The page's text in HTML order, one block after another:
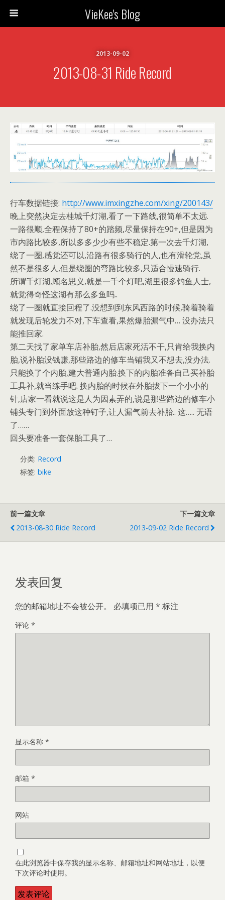
VieKee's Blog
2013-09-02
2013-08-31 Ride Record
行车数据链接: http://www.imxingzhe.com/xing/200143/
晚上突然决定去桂城千灯湖,看了一下路线,很简单不太远.
一路很顺,全程保持了80+的踏频,尽量保持在90+,但是因为
市内路比较多,所以多多少少有些不稳定.第一次去千灯湖,
绕了一圈,感觉还可以,沿路有很多骑行的人,也有滑轮党,虽
然不是很多人,但是绕圈的弯路比较多,只适合慢速骑行.
所谓千灯湖,顾名思义,就是一千个灯吧,湖里很多钓鱼人士,
就觉得奇怪这湖有那么多鱼吗..
绕了一圈就直接回程了.没想到到东风西路的时候,骑着骑着
就发现后轮发力不对,下车查看,果然爆胎漏气中… 没办法只
能推回家.
第二天找了家单车店补胎,然后店家死活不干,只肯给我换内
胎,说补胎没钱赚,那些路边的修车当铺我又不想去,没办法.
只能换了个内胎,建大普通内胎.换下的内胎准备自己买补胎
工具补,就当练手吧. 换内胎的时候在外胎拔下一个小小的
针,店家一看就说这是人为因素弄的,说是那些路边的修车小
铺头专门到外面放这种钉子,让人漏气前去补胎.. 这….. 无语
了……
回头要准备一套保胎工具了…
分类: Record
标签: bike
前一篇文章
2013-08-30 Ride Record
下一篇文章
2013-09-02 Ride Record
发表回复
您的邮箱地址不会被公开。 必填项已用 * 标注
评论 *
显示名称 *
邮箱 *
网站
在此浏览器中保存我的显示名称、邮箱地址和网站地址，以便
下次评论时使用。